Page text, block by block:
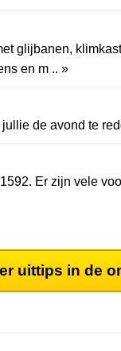
glijbanen,
en m .. »
de avond te
Er zijn vele
uittips in de